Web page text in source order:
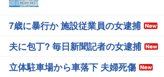
7歳に暴行か 施設従業員の女逮捕
夫に包丁? 毎日新聞記者の女逮捕
立体駐車場から車落下 夫婦死傷